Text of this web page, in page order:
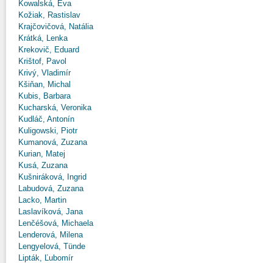
Kowalská, Eva
Kožiak, Rastislav
Krajčovičová, Natália
Krátká, Lenka
Krekovič, Eduard
Krištof, Pavol
Krivý, Vladimír
Kšiňan, Michal
Kubis, Barbara
Kucharská, Veronika
Kudláč, Antonín
Kuligowski, Piotr
Kumanová, Zuzana
Kurian, Matej
Kusá, Zuzana
Kušniráková, Ingrid
Labudová, Zuzana
Lacko, Martin
Laslavíková, Jana
Lenčéšová, Michaela
Lenderová, Milena
Lengyelová, Tünde
Lipták, Ľubomír